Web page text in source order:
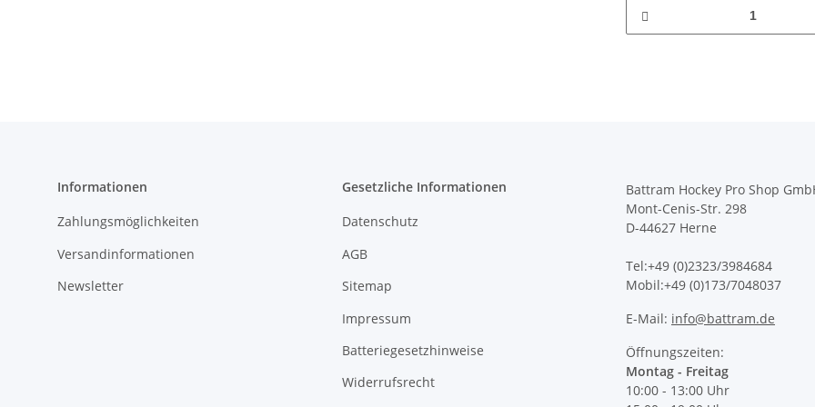
Informationen
Zahlungsmöglichkeiten
Versandinformationen
Newsletter
Gesetzliche Informationen
Datenschutz
AGB
Sitemap
Impressum
Batteriegesetzhinweise
Widerrufsrecht
Battram Hockey Pro Shop
Mont-Cenis-Str. 298
D-44627 Herne
Tel:+49 (0)2323/3984684
Mobil:+49 (0)173/7048037
E-Mail: info@battram.de
Öffnungszeiten:
Montag - Freitag
10:00 - 13:00 Uhr